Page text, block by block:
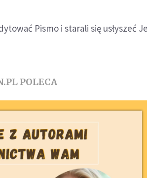
Pismo i starali się usłyszeć
POLECA